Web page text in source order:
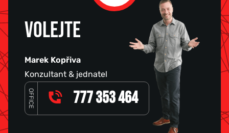
VOLEJTE
Marek Kopřiva
Konzultant & jednatel
OFFICE 777 353 464